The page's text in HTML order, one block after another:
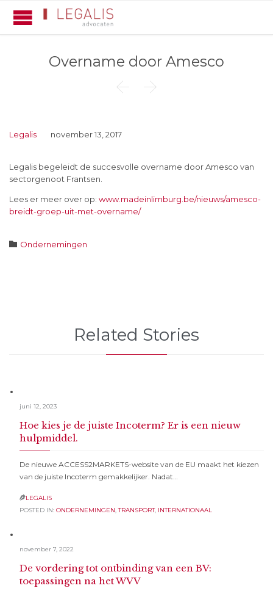
Overname door Amesco
 
Legalis november 13, 2017
Legalis begeleidt de succesvolle overname door Amesco van
sectorgenoot Frantsen.
Lees er meer over op: www.madeinlimburg.be/nieuws/amesco-
breidt-groep-uit-met-overname/
 Category
Ondernemingen
Related Stories
juni 12, 2023
Hoe kies je de juiste Incoterm? Er is een nieuw
hulpmiddel.
De nieuwe ACCESS2MARKETS-website van de EU maakt het kiezen
van de juiste Incoterm gemakkelijker. Nadat…
LEGALIS
POSTED IN: ONDERNEMINGEN,TRANSPORT, INTERNATIONAAL
november 7, 2022
De vordering tot ontbinding van een BV:
toepassingen na het WVV